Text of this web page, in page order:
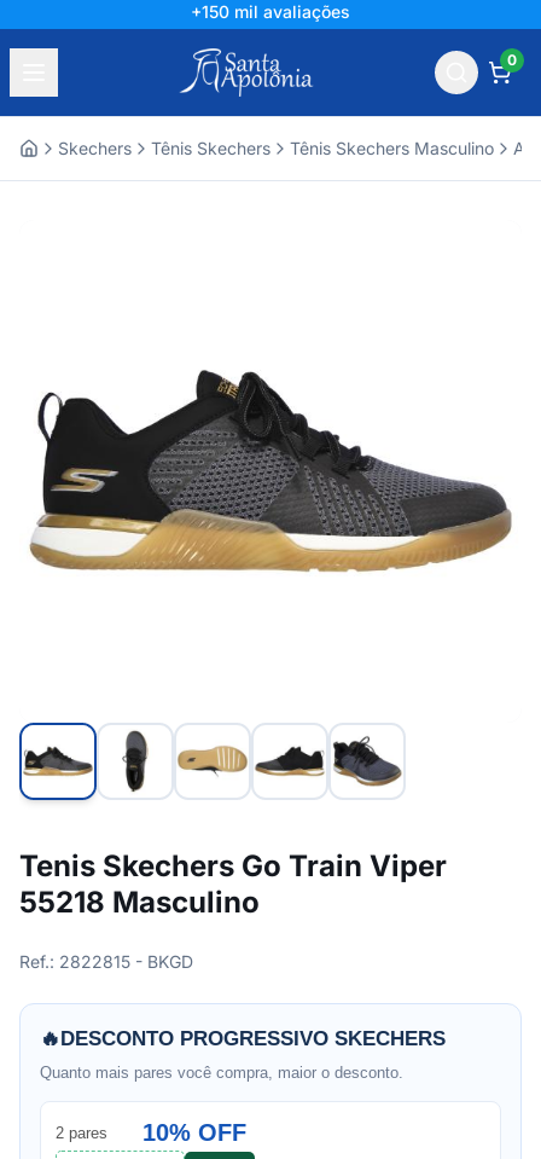
+150 mil avaliações
0
Skechers Tênis Skechers Tênis Skechers Masculino
Tenis Skechers Go Train Viper
55218 Masculino
Ref.: 2822815 - BKGD
🔥DESCONTO PROGRESSIVO SKECHERS
Quanto mais pares você compra, maior o desconto.
2 pares 10% OFF